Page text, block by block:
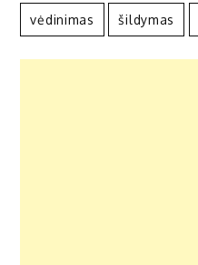
vėdinimas šildymas